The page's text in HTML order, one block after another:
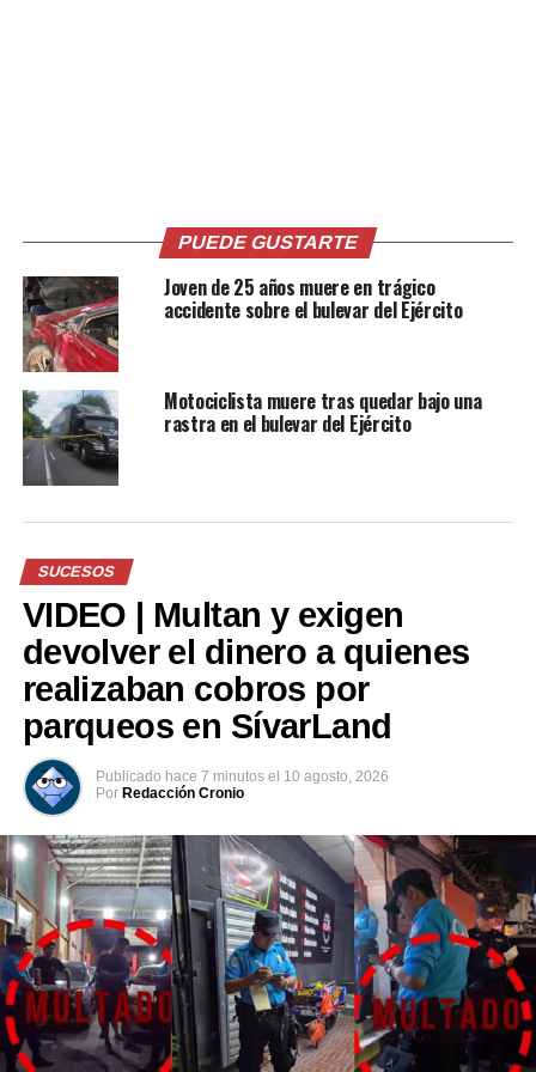
frontal de un camión en el
bulevar del Ejército
5 julio, 2022
En «Nacionales»
CONDUCTOR DE CAMIÓN
MALA MANIOBRA
UP NEXT
PNC captura a pandillero alias “Droopy” en Colón, La
Libertad
Kilmar Abrego García es liberado de una cárcel de
Estados Unidos
PUEDE GUSTARTE
Joven de 25 años muere en trágico
accidente sobre el bulevar del Ejército
Motociclista muere tras quedar bajo una
rastra en el bulevar del Ejército
SUCESOS
VIDEO | Multan y exigen
devolver el dinero a quienes
realizaban cobros por
parqueos en SívarLand
Publicado hace 7 minutos el 10 agosto, 2026
Por Redacción Cronio